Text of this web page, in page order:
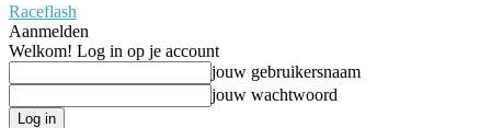
Raceflash
Aanmelden
Welkom! Log in op je account
jouw gebruikersnaam
jouw wachtwoord